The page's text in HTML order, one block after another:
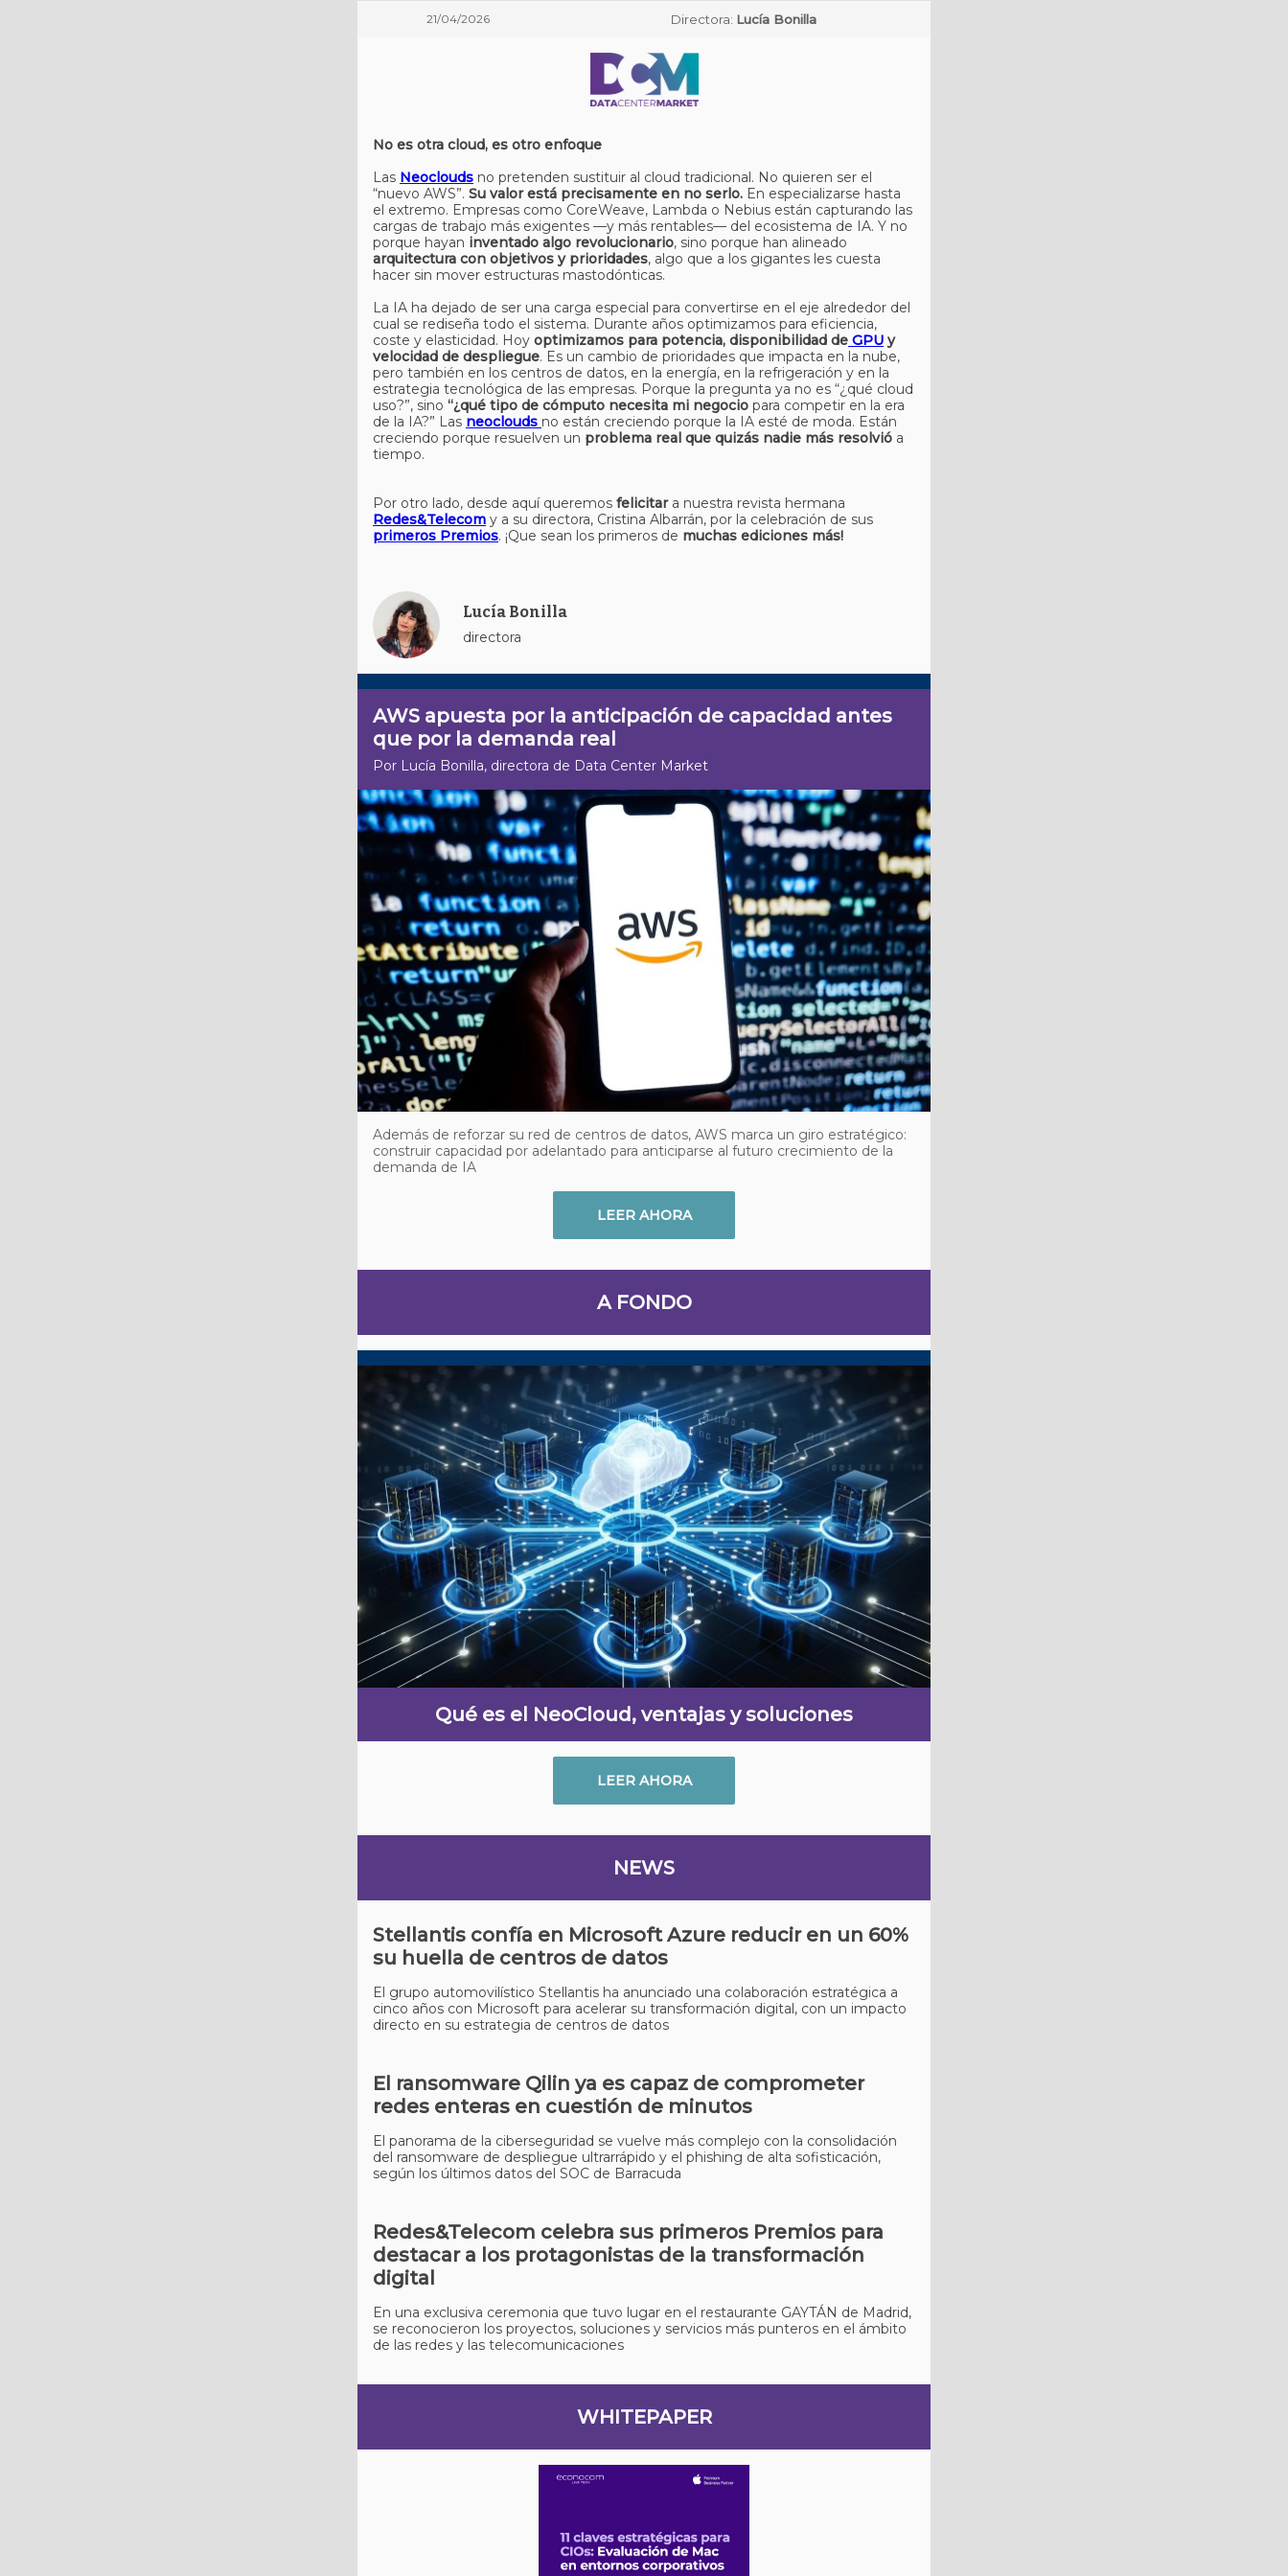
21/04/2026 Directora: Lucía Bonilla
No es otra cloud, es otro enfoque
Las Neoclouds no pretenden sustituir al cloud tradicional. No quieren ser el
“nuevo AWS”. Su valor está precisamente en no serlo. En especializarse hasta
el extremo. Empresas como CoreWeave, Lambda o Nebius están capturando las
cargas de trabajo más exigentes —y más rentables— del ecosistema de IA. Y no
porque hayan inventado algo revolucionario, sino porque han alineado
arquitectura con objetivos y prioridades, algo que a los gigantes les cuesta
hacer sin mover estructuras mastodónticas.
La IA ha dejado de ser una carga especial para convertirse en el eje alrededor del
cual se rediseña todo el sistema. Durante años optimizamos para eficiencia,
coste y elasticidad. Hoy optimizamos para potencia, disponibilidad de GPU y
velocidad de despliegue. Es un cambio de prioridades que impacta en la nube,
pero también en los centros de datos, en la energía, en la refrigeración y en la
estrategia tecnológica de las empresas. Porque la pregunta ya no es “¿qué cloud
uso?”, sino “¿qué tipo de cómputo necesita mi negocio para competir en la era
de la IA?” Las neoclouds no están creciendo porque la IA esté de moda. Están
creciendo porque resuelven un problema real que quizás nadie más resolvió a
tiempo.
Por otro lado, desde aquí queremos felicitar a nuestra revista hermana
Redes&Telecom y a su directora, Cristina Albarrán, por la celebración de sus
primeros Premios. ¡Que sean los primeros de muchas ediciones más!
Lucía Bonilla
directora
AWS apuesta por la anticipación de capacidad antes
que por la demanda real
Por Lucía Bonilla, directora de Data Center Market
Además de reforzar su red de centros de datos, AWS marca un giro estratégico:
construir capacidad por adelantado para anticiparse al futuro crecimiento de la
demanda de IA
LEER AHORA
A FONDO
Qué es el NeoCloud, ventajas y soluciones
LEER AHORA
NEWS
Stellantis confía en Microsoft Azure reducir en un 60%
su huella de centros de datos
El grupo automovilístico Stellantis ha anunciado una colaboración estratégica a
cinco años con Microsoft para acelerar su transformación digital, con un impacto
directo en su estrategia de centros de datos
El ransomware Qilin ya es capaz de comprometer
redes enteras en cuestión de minutos
El panorama de la ciberseguridad se vuelve más complejo con la consolidación
del ransomware de despliegue ultrarrápido y el phishing de alta sofisticación,
según los últimos datos del SOC de Barracuda
Redes&Telecom celebra sus primeros Premios para
destacar a los protagonistas de la transformación
digital
En una exclusiva ceremonia que tuvo lugar en el restaurante GAYTÁN de Madrid,
se reconocieron los proyectos, soluciones y servicios más punteros en el ámbito
de las redes y las telecomunicaciones
WHITEPAPER